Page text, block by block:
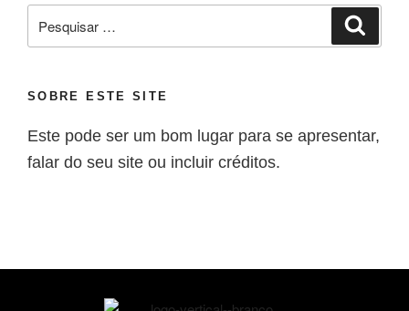
SOBRE ESTE SITE
Este pode ser um bom lugar para se apresentar,
falar do seu site ou incluir créditos.